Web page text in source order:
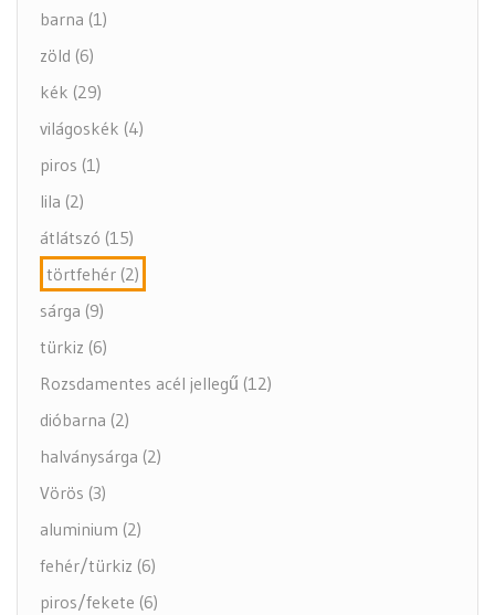
barna (1)
zöld (6)
kék (29)
világoskék (4)
piros (1)
lila (2)
átlátszó (15)
törtfehér (2)
sárga (9)
türkiz (6)
Rozsdamentes acél jellegű (12)
dióbarna (2)
halványsárga (2)
Vörös (3)
aluminium (2)
fehér/türkiz (6)
piros/fekete (6)